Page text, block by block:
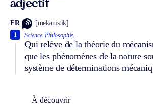
adjectif
FR [mekanistik]
Science. Philosophie.
Qui relève de la théorie du
que les phénomènes de la nature
système de déterminations
1
À découvrir